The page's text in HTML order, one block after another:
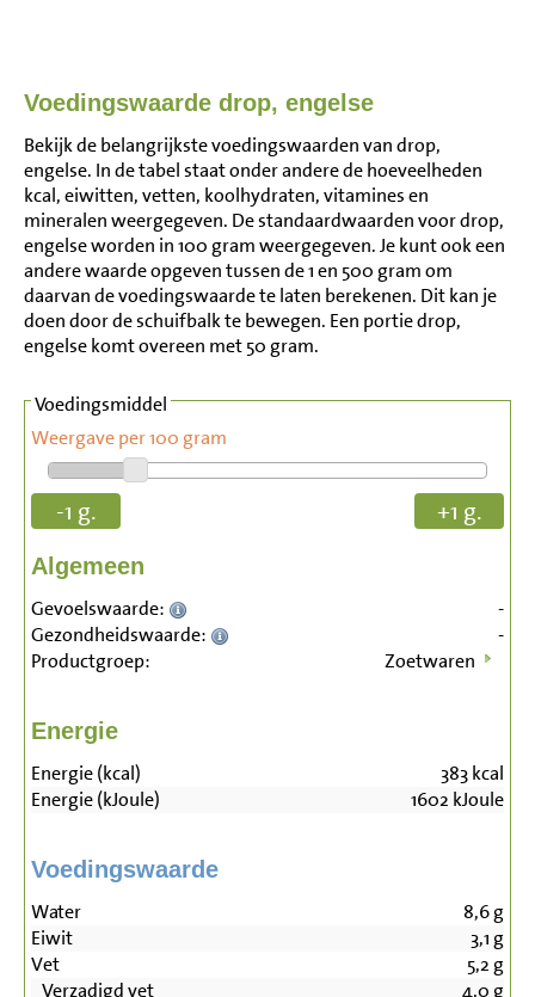
Voedingswaarde drop, engelse
Bekijk de belangrijkste voedingswaarden van drop,
engelse. In de tabel staat onder andere de hoeveelheden
kcal, eiwitten, vetten, koolhydraten, vitamines en
mineralen weergegeven. De standaardwaarden voor drop,
engelse worden in 100 gram weergegeven. Je kunt ook een
andere waarde opgeven tussen de 1 en 500 gram om
daarvan de voedingswaarde te laten berekenen. Dit kan je
doen door de schuifbalk te bewegen. Een portie drop,
engelse komt overeen met 50 gram.
Voedingsmiddel
Weergave per 100 gram
-1 g. +1 g.
Algemeen
Gevoelswaarde:
-
Gezondheidswaarde:
-
Productgroep:
Zoetwaren
Energie
Energie (kcal) 383kcal
Energie (kJoule)
1602 kJoule
Voedingswaarde
Water 8,6g
Eiwit
3,1 g
Vet
5,2 g
Verzadigd vet
4,0 g